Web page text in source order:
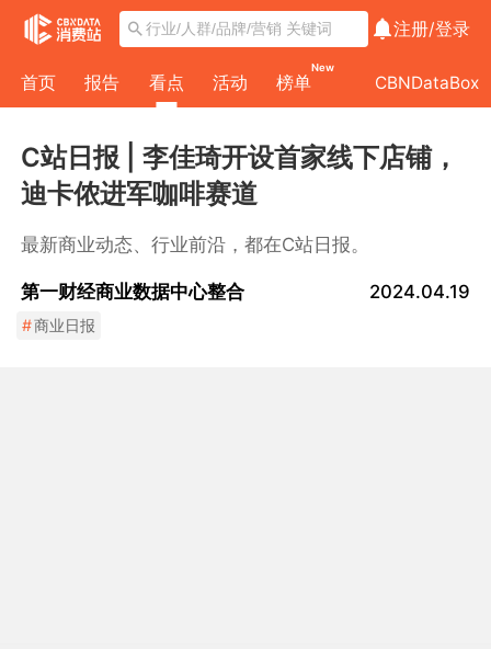
注册/登录
首页 报告 看点 活动 榜单
New
CBNDataBox
C站日报 | 李佳琦开设首家线下店铺，
迪卡侬进军咖啡赛道
最新商业动态、行业前沿，都在C站日报。
第一财经商业数据中心整合 2024.04.19
#商业日报